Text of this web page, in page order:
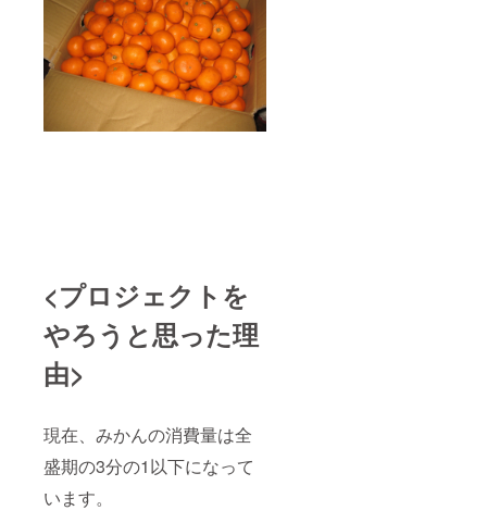
<プロジェクトを
やろうと思った理
由>
現在、みかんの消費量は全
盛期の3分の1以下になって
います。